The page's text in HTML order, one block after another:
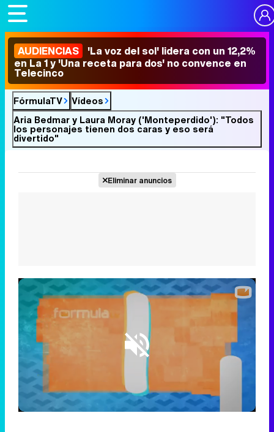
AUDIENCIAS 'La voz del sol' lidera con un 12,2%
en La 1 y 'Una receta para dos' no convence en
Telecinco
FórmulaTV
Vídeos
Aria Bedmar y Laura Moray ('Monteperdido'): "Todos
los personajes tienen dos caras y eso será
divertido"
Eliminar anuncios
Unmute /
Loaded
8.47%